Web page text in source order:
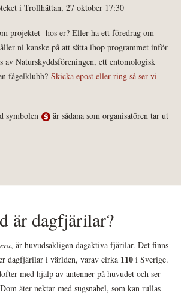
i Trollhättan, 27 oktober 17:30
projektet hos er? Eller ha ett föredrag om
ni kanske på att sätta ihop programmet inför
av Naturskyddsföreningen, ett entomologisk
fågelklubb? Skicka epost eller ring så ser vi
symbolen
är sådana som organisatören tar ut
är dagfjärilar?
, är huvudsakligen dagaktiva fjärilar. Det finns
dagfjärilar i världen, varav cirka 110 i Sverige.
med hjälp av antenner på huvudet och ser
äter nektar med sugsnabel, som kan rullas